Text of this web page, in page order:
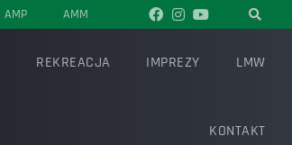
AMP AMM
REKREACJA IMPREZY LMW
KONTAKT